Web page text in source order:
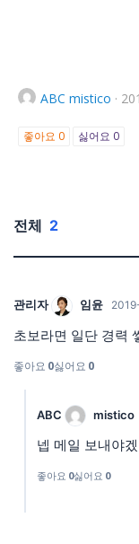
ABC mistico ·
좋아요 0 싫어요 0
전체 2
관리자 임윤
초보라면 일단 경력
좋아요 0싫어요 0
ABC mistico
넵 메일 보내야
좋아요 0싫어요 0